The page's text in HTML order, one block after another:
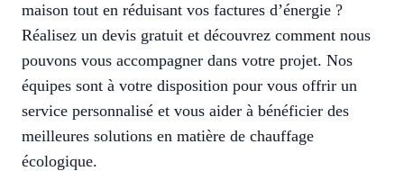
maison tout en réduisant vos factures d’énergie ?
Réalisez un devis gratuit et découvrez comment nous
pouvons vous accompagner dans votre projet. Nos
équipes sont à votre disposition pour vous offrir un
service personnalisé et vous aider à bénéficier des
meilleures solutions en matière de chauffage
écologique.